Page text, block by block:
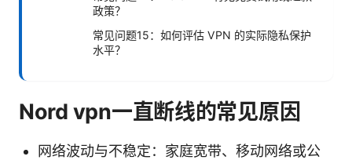
政策？
常见问题15：如何评估 VPN 的实际隐私保护
水平？
Nord vpn一直断线的常见原因
网络波动与不稳定：家庭宽带、移动网络或公